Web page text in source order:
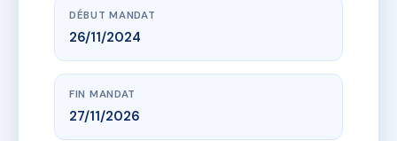
DÉBUT MANDAT
26/11/2024
FIN MANDAT
27/11/2026